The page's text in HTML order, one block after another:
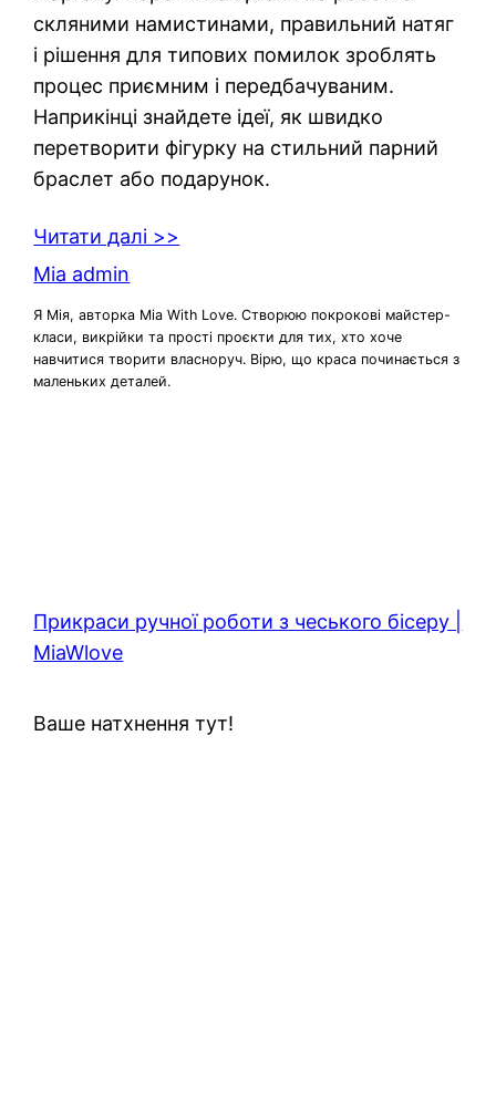
скляними намистинами, правильний натяг
і рішення для типових помилок зроблять
процес приємним і передбачуваним.
Наприкінці знайдете ідеї, як швидко
перетворити фігурку на стильний парний
браслет або подарунок.
Читати далі >>
Mia admin
Я Мія, авторка Mia With Love. Створюю покрокові майстер-
класи, викрійки та прості проєкти для тих, хто хоче
навчитися творити власноруч. Вірю, що краса починається з
маленьких деталей.
Прикраси ручної роботи з чеського бісеру |
MiaWlove
Ваше натхнення тут!